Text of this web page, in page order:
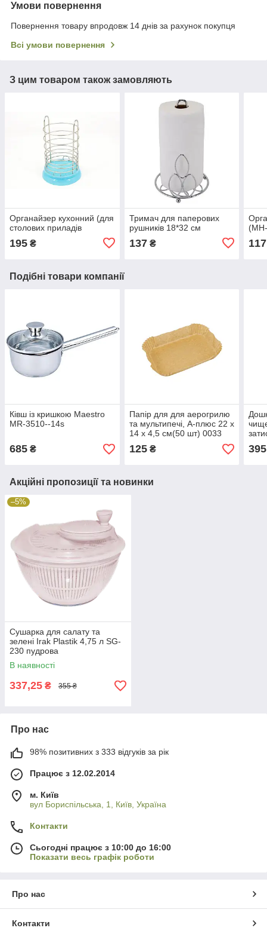
Умови повернення
Повернення товару впродовж 14 днів за рахунок покупця
Всі умови повернення
З цим товаром також замовляють
Органайзер кухонний (для
столових приладів
195 ₴
Тримач для паперових
рушників 18*32 см
137₴ 117
Подібні товари компанії
Ківш із кришкою Maestro
MR-3510--14s
685 ₴
Папір для для аерогрилю
та мультипечі, А-плюс 22 х
14 х 4,5 см(50 шт) 0033
125₴
см
395
Акційні пропозиції та новинки
–5%
Сушарка для салату та
зелені Irak Plastik 4,75 л SG-
230 пудрова
В наявності
337,25 ₴ 355 ₴
Про нас
98% позитивних з 333 відгуків за рік
Працює з 12.02.2014
м. Київ
вул Бориспільська, 1, Київ, Україна
Контакти
Сьогодні працює з 10:00 до 16:00
Показати весь графік роботи
Про нас
Контакти